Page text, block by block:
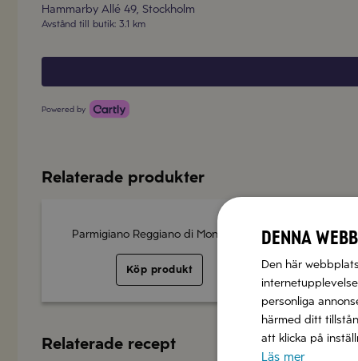
Hammarby Allé 49, Stockholm
Avstånd till butik: 3.1 km
Powered by
Relaterade produkter
Parmigiano Reggiano di Montagna
Köp produkt
Relaterade recept
Denna
Den här
personliga
härmed ditt
att klicka på
Läs mer